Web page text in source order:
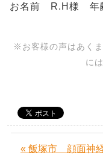
お名前 R.H様 年
※お客様の声はあく
に
« 飯塚市 顔面神